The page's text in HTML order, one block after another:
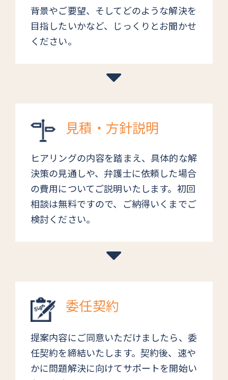
背景やご要望、そしてどのような解決を
目指したいかなど、じっくりとお聞かせ
ください。
見積・方針説明
ヒアリングの内容を踏まえ、具体的な解
決策の見通しや、弁護士に依頼した場合
の費用についてご説明いたします。初回
相談は無料ですので、ご納得いくまでご
検討ください。
委任契約
提案内容にご同意いただけましたら、委
任契約を締結いたします。契約後、速や
かに問題解決に向けてサポートを開始い